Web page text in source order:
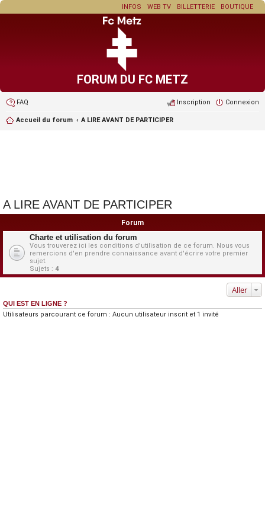
BOUTIQUE
BILLETTERIE
WEB TV
INFOS
FORUM DU FC METZ
FAQ Connexion
Inscription
Accueil du forum A LIRE AVANT DE PARTICIPER
A LIRE AVANT DE PARTICIPER
Forum
Charte et utilisation du forum
Vous trouverez ici les conditions d'utilisation de ce forum. Nous vous
remercions d'en prendre connaissance avant d'écrire votre premier
sujet.
Sujets : 4
Aller
QUI EST EN LIGNE ?
Utilisateurs parcourant ce forum : Aucun utilisateur inscrit et 1 invité